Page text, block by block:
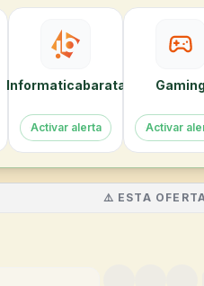
Informaticabarata
Activar alerta
Gaming
Activar
⚠️ ESTA